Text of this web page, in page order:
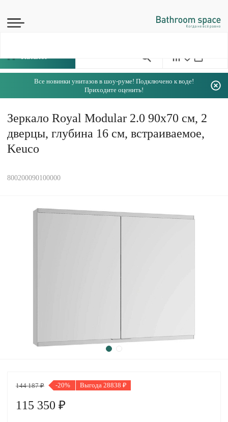
Все новинки унитазов в шоу-руме! Подключено к воде!
Приходите оценить!
Зеркало Royal Modular 2.0 90х70 см, 2
дверцы, глубина 16 см, встраиваемое,
Keuco
800200090100000
144 187 ₽ -20% Выгода 28838 ₽
115 350 ₽